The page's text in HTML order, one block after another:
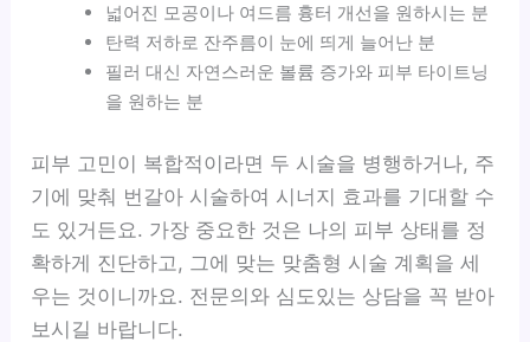
넓어진 모공이나 여드름 흉터 개선을 원하시는 분
탄력 저하로 잔주름이 눈에 띄게 늘어난 분
필러 대신 자연스러운 볼륨 증가와 피부 타이트닝
을 원하는 분
피부 고민이 복합적이라면 두 시술을 병행하거나, 주
기에 맞춰 번갈아 시술하여 시너지 효과를 기대할 수
도 있거든요. 가장 중요한 것은 나의 피부 상태를 정
확하게 진단하고, 그에 맞는 맞춤형 시술 계획을 세
우는 것이니까요. 전문의와 심도있는 상담을 꼭 받아
보시길 바랍니다.